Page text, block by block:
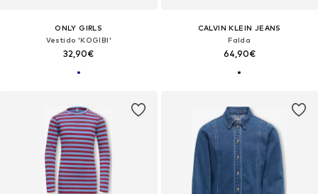
ONLY GIRLS
Vestido 'KOGIBI'
32,90€
CALVIN KLEIN JEANS
Falda
64,90€